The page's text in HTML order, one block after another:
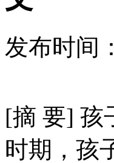
发布时间：
[摘 要] 孩
时期，孩